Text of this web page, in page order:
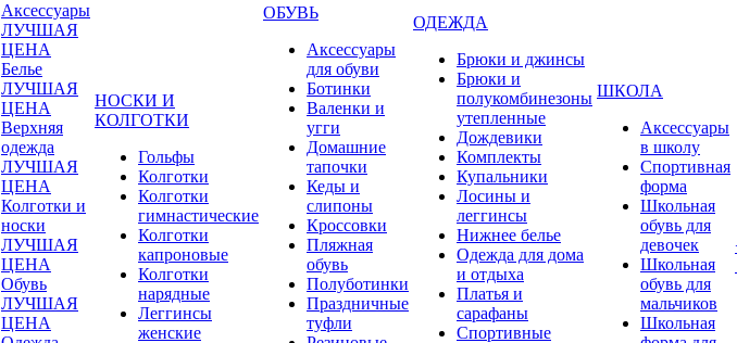
Аксессуары
ЛУЧШАЯ
ЦЕНА
Белье
ЛУЧШАЯ
ЦЕНА
Верхняя
одежда
ЛУЧШАЯ
ЦЕНА
Колготки и
носки
ЛУЧШАЯ
ЦЕНА
Обувь
ЛУЧШАЯ
ЦЕНА
НОСКИ И
КОЛГОТКИ
Гольфы
Колготки
Колготки
гимнастические
Колготки
капроновые
Колготки
нарядные
Леггинсы
женские
ОБУВЬ
Аксессуары
для обуви
Ботинки
Валенки и
угги
Домашние
тапочки
Кеды и
слипоны
Кроссовки
Пляжная
обувь
Полуботинки
Праздничные
туфли
ОДЕЖДА
Брюки и джинсы
Брюки и
полукомбинезоны
утепленные
Дождевики
Комплекты
Купальники
Лосины и
леггинсы
Нижнее белье
Одежда для дома
и отдыха
Платья и
сарафаны
Спортивные
ШКОЛА
Аксессуары
в школу
Спортивная
форма
Школьная
обувь для
девочек
Школьная
обувь для
мальчиков
Школьная